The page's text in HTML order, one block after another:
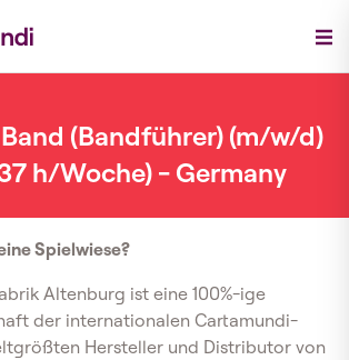
(Bandführer) (m/w/d)
h/Woche) - Germany
Spielwiese?
Altenburg ist eine 100%-ige
der internationalen Cartamundi-
Hersteller und Distributor von